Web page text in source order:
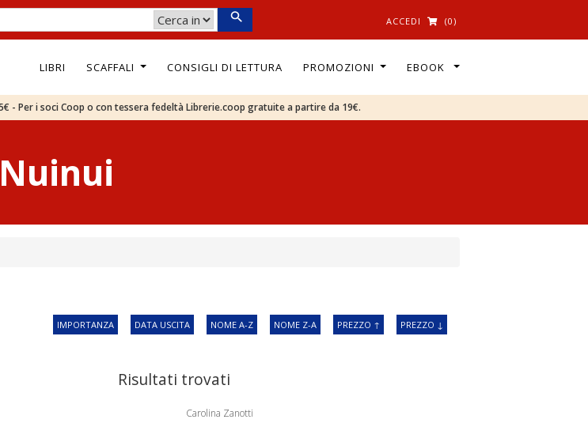
ACCEDI (0)
LIBRI SCAFFALI CONSIGLI DI LETTURA PROMOZIONI EBOOK
- Per i soci Coop o con tessera fedeltà Librerie.coop gratuite a partire da 19€.
Nuinui
IMPORTANZA DATA USCITA NOME A-Z NOME Z-A PREZZO ↑ PREZZO ↓
Risultati trovati
Carolina Zanotti